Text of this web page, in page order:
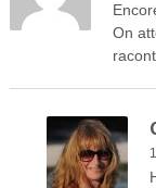
On